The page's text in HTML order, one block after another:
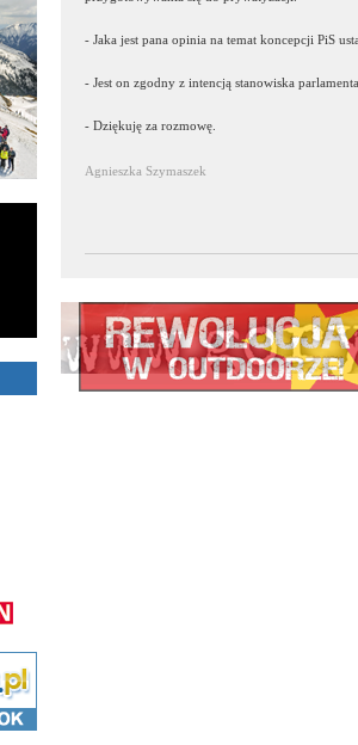
- Jaka jest pana opinia na temat koncepcji PiS
- Jest on zgodny z intencją stanowiska
- Dziękuję za rozmowę.
Agnieszka Szymaszek